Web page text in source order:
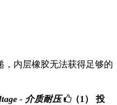
，内层橡胶无法获得足够的
- 介质耐压 （1）
投